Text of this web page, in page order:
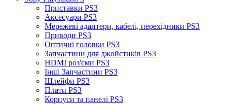
Приставки PS3
Аксесуари PS3
Мережеві адаптери, кабелі, перехідники PS3
Приводи PS3
Оптичні головки PS3
Запчастини для джойстиків PS3
HDMI роз'єми PS3
Інші Запчастини PS3
Шлейфи PS3
Плати PS3
Корпуси та панелі PS3